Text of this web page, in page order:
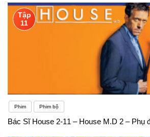
Tập
11
Phim Phim bộ
Bác Sĩ House 2-11 – House M.D 2 – Phụ